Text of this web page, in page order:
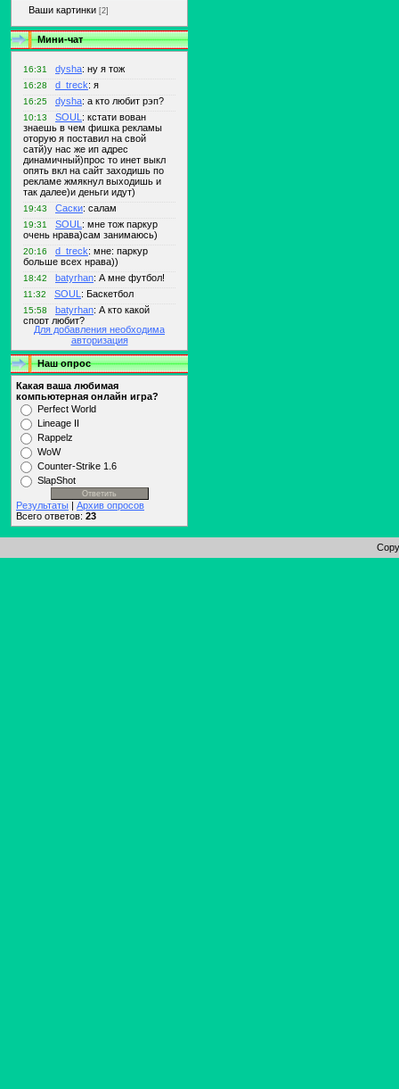
Ваши картинки [2]
Мини-чат
Для добавления необходима
авторизация
Наш опрос
Какая ваша любимая
компьютерная онлайн игра?
Perfect World
Lineage II
Rappelz
WoW
Counter-Strike 1.6
SlapShot
Результаты | Архив опросов
Всего ответов: 23